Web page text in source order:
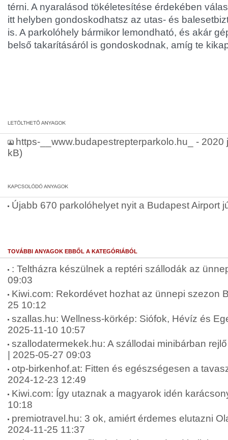
térni. A nyaralásod tökéletesítése érdekében
itt helyben gondoskodhatsz az utas- és
is. A parkolóhely bármikor lemondható, és akár
belső takarításáról is gondoskodnak, amíg te
https-__www.budapestrepterparkolo.hu_ - 2020
kB)
Újabb 670 parkolóhelyet nyit a Budapest Airport
TOVÁBBI ANYAGOK EBBŐL A KATEGÓRIÁBÓL
: Teltházra készülnek a reptéri szállodák az
09:03
Kiwi.com: Rekordévet hozhat az ünnepi szezon
25 10:12
szallas.hu: Wellness-körkép: Siófok, Hévíz és
2025-11-10 10:57
szallodatermekek.hu: A szállodai minibárban
| 2025-05-27 09:03
otp-birkenhof.at: Fitten és egészségesen a
2024-12-23 12:49
Kiwi.com: Így utaznak a magyarok idén
10:18
premiotravel.hu: 3 ok, amiért érdemes elutazni
2024-11-25 11:37